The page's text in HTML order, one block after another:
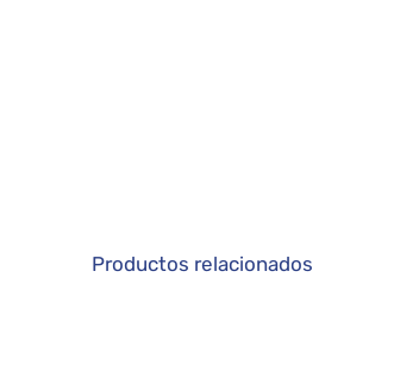
Productos relacionados